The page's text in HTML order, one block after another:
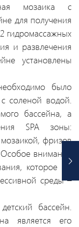
мозаика с
для получения
гидромассажных
и развлечения
установлены
было
соленой водой.
бассейна, а
SPA зоны:
фризов
внимание
которое не
среды –
бассейн.
является его